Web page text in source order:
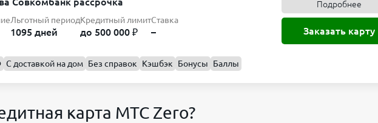
Льготный период
1095 дней
Кредитный лимит
до 500 000 ₽
Ставка
–
С доставкой на дом Без справок Кэшбэк Бонусы
Баллы
Подробнее
Заказать карту
карта МТС Zero?